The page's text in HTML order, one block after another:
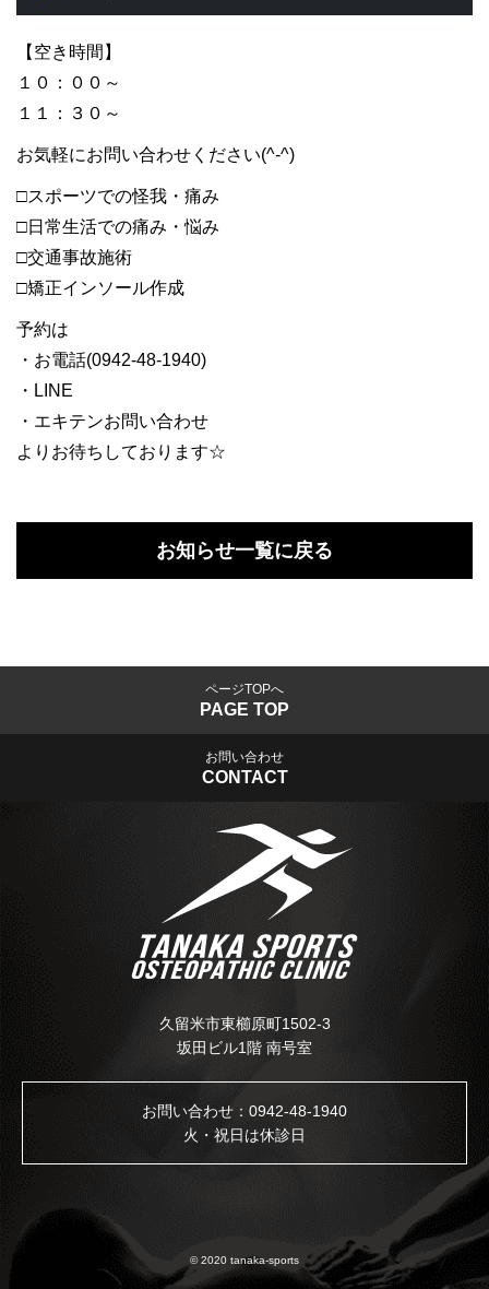
【空き時間】
１０：００～
１１：３０～
お気軽にお問い合わせください(^-^)
□スポーツでの怪我・痛み
□日常生活での痛み・悩み
□交通事故施術
□矯正インソール作成
予約は
・お電話(0942-48-1940)
・LINE
・エキテンお問い合わせ
よりお待ちしております☆
お知らせ一覧に戻る
ページTOPへ
PAGE TOP
お問い合わせ
CONTACT
久留米市東櫛原町1502-3
坂田ビル1階 南号室
お問い合わせ： 0942-48-1940
火・祝日は休診日
© 2020 tanaka-sports